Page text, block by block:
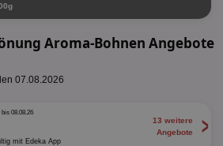
Aroma-Bohnen Angebote
07.08.2026
bis 08.08.26
mit Edeka App
13 weitere
Angebote
>